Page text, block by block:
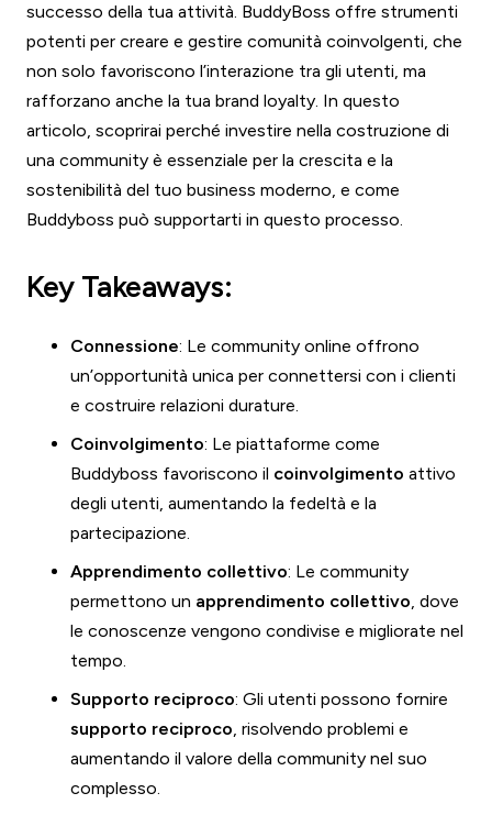
successo della tua attività. BuddyBoss offre strumenti
potenti per creare e gestire comunità coinvolgenti, che
non solo favoriscono l’interazione tra gli utenti, ma
rafforzano anche la tua brand loyalty. In questo
articolo, scoprirai perché investire nella costruzione di
una community è essenziale per la crescita e la
sostenibilità del tuo business moderno, e come
Buddyboss può supportarti in questo processo.
Key Takeaways:
Connessione: Le community online offrono
un’opportunità unica per connettersi con i clienti
e costruire relazioni durature.
Coinvolgimento: Le piattaforme come
Buddyboss favoriscono il coinvolgimento attivo
degli utenti, aumentando la fedeltà e la
partecipazione.
Apprendimento collettivo: Le community
permettono un apprendimento collettivo, dove
le conoscenze vengono condivise e migliorate nel
tempo.
Supporto reciproco: Gli utenti possono fornire
supporto reciproco, risolvendo problemi e
aumentando il valore della community nel suo
complesso.